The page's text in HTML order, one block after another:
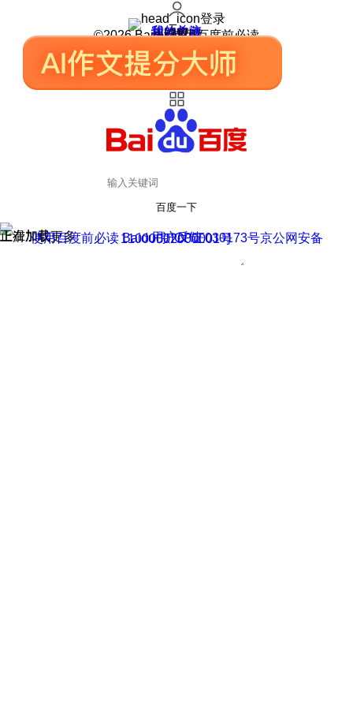
登录
我的关注
我的收藏
皮肤中心
用户反馈
设置
©2026 Baidu 使用百度前必读
百度一下
正在加载
上滑加载更多 用户反馈
使用百度前必读 Baidu 京ICP证030173号
京公网安备11000002000001号